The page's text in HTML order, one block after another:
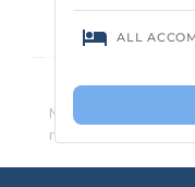
Nous vous
recherche.